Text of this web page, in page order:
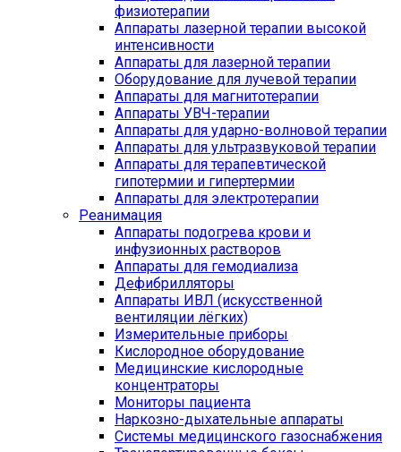
физиотерапии
Аппараты лазерной терапии высокой
интенсивности
Аппараты для лазерной терапии
Оборудование для лучевой терапии
Аппараты для магнитотерапии
Аппараты УВЧ-терапии
Аппараты для ударно-волновой терапии
Аппараты для ультразвуковой терапии
Аппараты для терапевтической
гипотермии и гипертермии
Аппараты для электротерапии
Реанимация
Аппараты подогрева крови и
инфузионных растворов
Аппараты для гемодиализа
Дефибрилляторы
Аппараты ИВЛ (искусственной
вентиляции лёгких)
Измерительные приборы
Кислородное оборудование
Медицинские кислородные
концентраторы
Мониторы пациента
Наркозно-дыхательные аппараты
Системы медицинского газоснабжения